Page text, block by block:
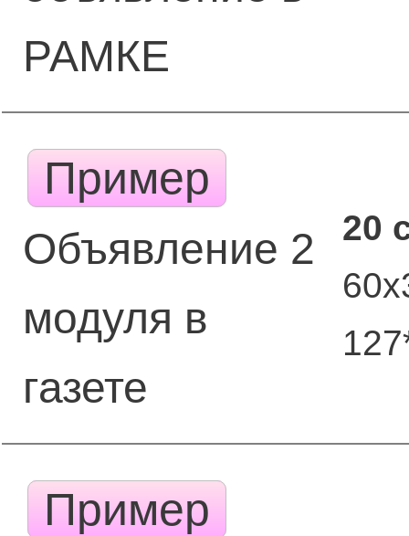
РАМКЕ
Пример
Объявление 2
модуля в
газете
20
Пример